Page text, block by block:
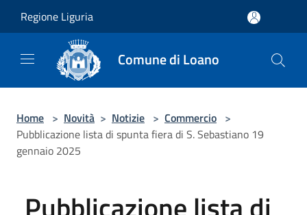
Regione Liguria
Comune di Loano
Home > Novità > Notizie > Commercio >
Pubblicazione lista di spunta fiera di S. Sebastiano 19
gennaio 2025